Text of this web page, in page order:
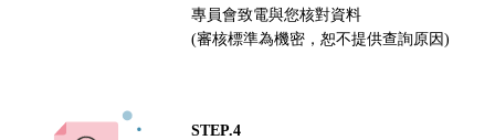
專員會致電與您核對資料
(審核標準為機密，恕不提供查詢原因)
STEP.4